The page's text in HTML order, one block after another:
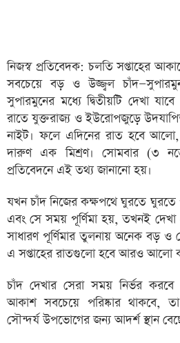
নিজস্ব প্রতিবেদক: চলতি সপ্তাহের
সবচেয়ে বড় ও উজ্জ্বল
সুপারমুনের মধ্যে দ্বিতীয়টি দেখা
রাতে যুক্তরাজ্য ও ইউরোপজুড়ে
নাইট। ফলে এদিনের রাত হবে আলো,
দারুণ এক মিশ্রণ। সোমবার (৩
প্রতিবেদনে এই তথ্য জানানো হয়।
যখন চাঁদ নিজের কক্ষপথে ঘুরতে
এবং সে সময় পূর্ণিমা হয়, তখনই
সাধারণ পূর্ণিমার তুলনায় অনেক বড় ও
এ সপ্তাহের রাতগুলো হবে আরও আলো
চাঁদ দেখার সেরা সময় নির্ভর
আকাশ সবচেয়ে পরিষ্কার থাকবে,
সৌন্দর্য উপভোগের জন্য আদর্শ স্থান